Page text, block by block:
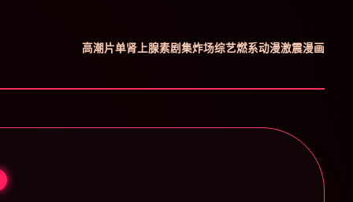
高潮片单肾上腺素剧集炸场综艺燃系动漫激震漫画